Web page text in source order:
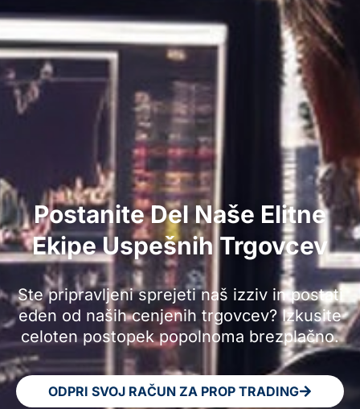
Postanite Del Naše Elitne
Ekipe Uspešnih Trgovcev
Ste pripravljeni sprejeti naš izziv in postati
eden od naših cenjenih trgovcev? Izkusite
celoten postopek popolnoma brezplačno.
ODPRI SVOJ RAČUN ZA PROP TRADING